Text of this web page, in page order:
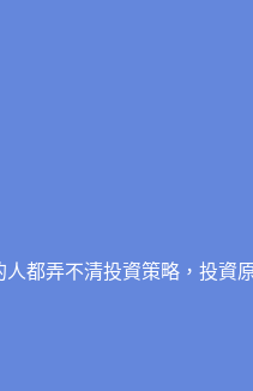
都弄不清投資策略，投資